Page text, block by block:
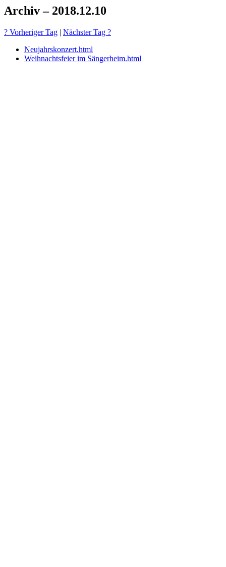
Archiv – 2018.12.10
? Vorheriger Tag | Nächster Tag ?
Neujahrskonzert.html
Weihnachtsfeier im Sängerheim.html